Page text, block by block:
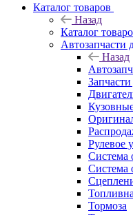
Каталог товаров
Назад
Каталог
Автозапчасти
Назад
Рулевое
Система
Система
Тормоза